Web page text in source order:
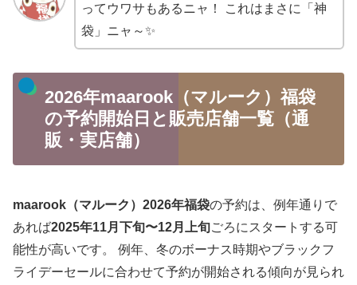
ってウワサもあるニャ！ これはまさに「神
袋」ニャ～✨
2026年maarook（マルーク）福袋
の予約開始日と販売店舗一覧（通
販・実店舗）
maarook（マルーク）2026年福袋の予約は、例年通りで
あれば2025年11月下旬〜12月上旬ごろにスタートする可
能性が高いです。 例年、冬のボーナス時期やブラックフ
ライデーセールに合わせて予約が開始される傾向が見られ